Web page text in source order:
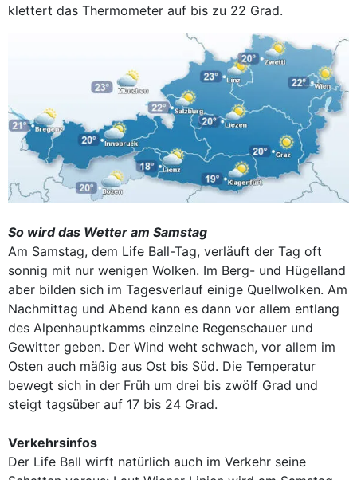
klettert das Thermometer auf bis zu 22 Grad.
So wird das Wetter am Samstag
Am Samstag, dem Life Ball-Tag, verläuft der Tag oft
sonnig mit nur wenigen Wolken. Im Berg- und Hügelland
aber bilden sich im Tagesverlauf einige Quellwolken. Am
Nachmittag und Abend kann es dann vor allem entlang
des Alpenhauptkamms einzelne Regenschauer und
Gewitter geben. Der Wind weht schwach, vor allem im
Osten auch mäßig aus Ost bis Süd. Die Temperatur
bewegt sich in der Früh um drei bis zwölf Grad und
steigt tagsüber auf 17 bis 24 Grad.
Verkehrsinfos
Der Life Ball wirft natürlich auch im Verkehr seine